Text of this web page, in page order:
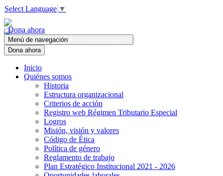
Select Language ▼
Dona ahora
Menú de navegación
Dona ahora
Inicio
Quiénes somos
Historia
Estructura organizacional
Criterios de acción
Registro web Régimen Tributario Especial
Logros
Misión, visión y valores
Código de Ética
Política de género
Reglamento de trabajo
Plan Estratégico Institucional 2021 - 2026